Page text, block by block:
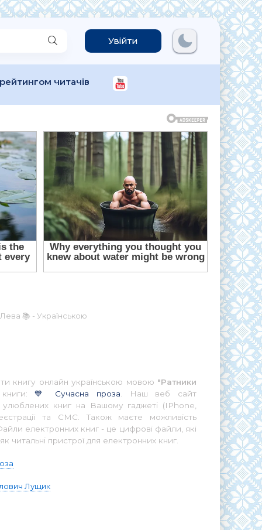
Увійти
читачів
📚 - Українською
книгу онлайн українською мовою "Ратники
💙 Сучасна проза . Наш веб сайт
улюблених книг на Вашому гаджеті (IPhone,
та СМС. Також маєте можливість
електронних книг - це цифрові файли, які
читальні пристрої для електронних книг.
Лущик